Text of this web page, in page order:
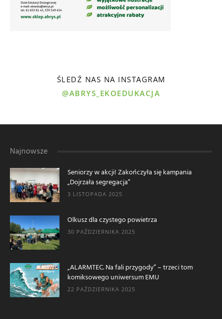
ŚLEDŹ NAS NA INSTAGRAM
@ABRYS_EKOEDUKACJA
Najnowsze
Seniorzy w akcji! Zakończyła się kampania
„Dojrzała segregacja”
3 LISTOPADA 2025
Olkusz dla czystego powietrza
30 PAŹDZIERNIKA 2025
„ALARMTEC. Na fali przygody” – trzeci tom
komiksowego uniwersum EMU
22 PAŹDZIERNIKA 2025